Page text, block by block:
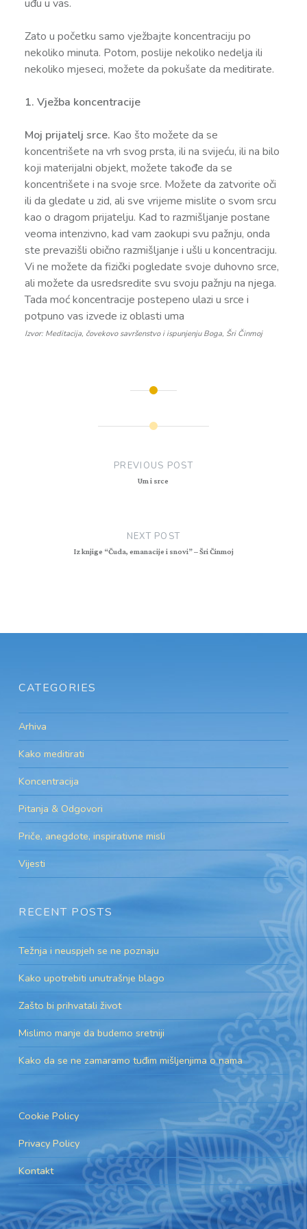
uđu u vas.
Zato u početku samo vježbajte koncentraciju po
nekoliko minuta. Potom, poslije nekoliko nedelja ili
nekoliko mjeseci, možete da pokušate da meditirate.
1. Vježba koncentracije
Moj prijatelj srce. Kao što možete da se
koncentrišete na vrh svog prsta, ili na svijeću, ili na bilo
koji materijalni objekt, možete takođe da se
koncentrišete i na svoje srce. Možete da zatvorite oči
ili da gledate u zid, ali sve vrijeme mislite o svom srcu
kao o dragom prijatelju. Kad to razmišljanje postane
veoma intenzivno, kad vam zaokupi svu pažnju, onda
ste prevazišli obično razmišljanje i ušli u koncentraciju.
Vi ne možete da fizički pogledate svoje duhovno srce,
ali možete da usredsredite svu svoju pažnju na njega.
Tada moć koncentracije postepeno ulazi u srce i
potpuno vas izvede iz oblasti uma
Izvor: Meditacija, čovekovo savršenstvo i ispunjenju Boga, Šri Činmoj
PREVIOUS POST
Um i srce
NEXT POST
Iz knjige “Čuda, emanacije i snovi” – Šri Činmoj
CATEGORIES
Arhiva
Kako meditirati
Koncentracija
Pitanja & Odgovori
Priče, anegdote, inspirativne misli
Vijesti
RECENT POSTS
Težnja i neuspjeh se ne poznaju
Kako upotrebiti unutrašnje blago
Zašto bi prihvatali život
Mislimo manje da budemo sretniji
Kako da se ne zamaramo tuđim mišljenjima o nama
Cookie Policy
Privacy Policy
Kontakt